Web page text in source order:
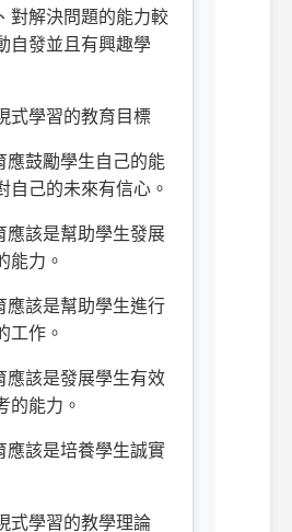
對解決問題的能力較
自發並且有興趣學
式學習的教育目標
應鼓勵學生自己的能
自己的未來有信心。
應該是幫助學生發展
能力。
應該是幫助學生進行
工作。
應該是發展學生有效
的能力。
應該是培養學生誠實
式學習的教學理論